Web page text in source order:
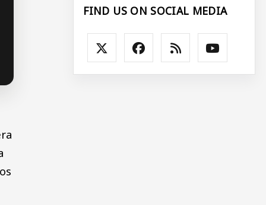
FIND US ON SOCIAL MEDIA